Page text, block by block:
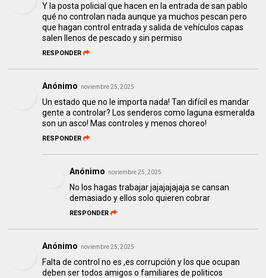
Y la posta policial que hacen en la entrada de san pablo
qué no controlan nada aunque ya muchos pescan pero
que hagan control entrada y salida de vehículos capas
salen llenos de pescado y sin permiso
RESPONDER
Anónimo noviembre 25, 2025
Un estado que no le importa nada! Tan difícil es mandar
gente a controlar? Los senderos como laguna esmeralda
son un asco! Mas controles y menos choreo!
RESPONDER
Anónimo noviembre 25, 2025
No los hagas trabajar jajajajajaja se cansan
demasiado y ellos solo quieren cobrar
RESPONDER
Anónimo noviembre 25, 2025
Falta de control no es ,es corrupción y los que ocupan
deben ser todos amigos o familiares de politicos